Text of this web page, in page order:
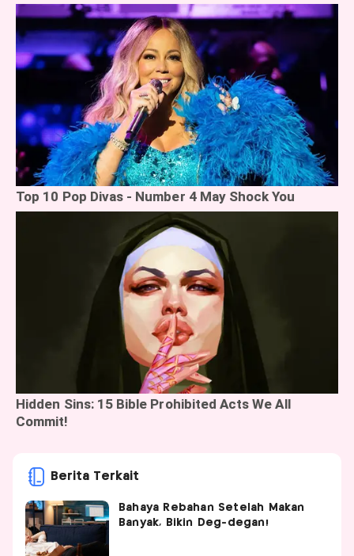
Berita Terkait
Bahaya Rebahan Setelah Makan
Banyak, Bikin Deg-degan!